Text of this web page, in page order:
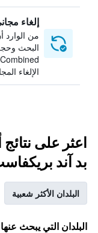
إلغاء
من الوارد
البحث
الإلغاء
اعثر على
بد آند
البلدان الأكثر شعبية
البلدان التي يبحث